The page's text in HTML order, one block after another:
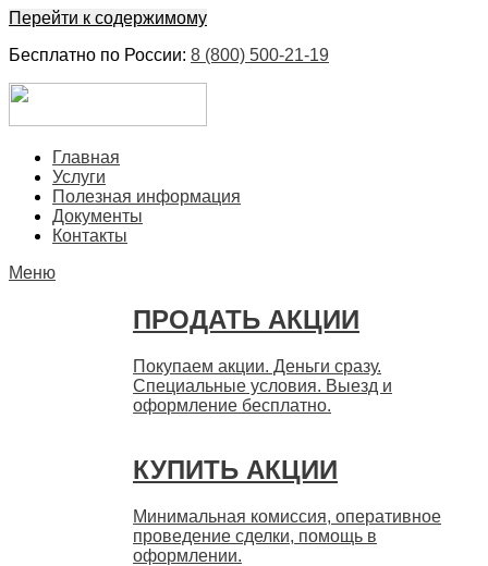
Перейти к содержимому
Бесплатно по России: 8 (800) 500-21-19
БыстроГлавная
Услуги
Полезная информация
Документы
Контакты
Меню
ПРОДАТЬ АКЦИИ
Покупаем акции. Деньги сразу.
Специальные условия. Выезд и
оформление бесплатно.
КУПИТЬ АКЦИИ
Минимальная комиссия, оперативное
проведение сделки, помощь в
оформлении.